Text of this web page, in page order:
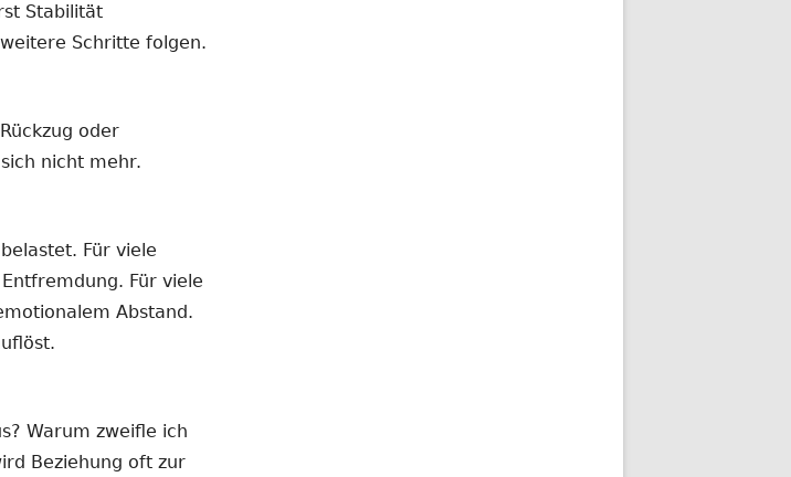
Stabilität
Schritte folgen.
oder
nicht mehr.
Für viele
Für viele
Abstand.
Warum zweifle ich
Beziehung oft zur